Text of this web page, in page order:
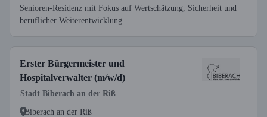
Senioren-Residenz mit Fokus auf Wertschätzung, Sicherheit und
beruflicher Weiterentwicklung.
Erster Bürgermeister und
Hospitalverwalter (m/w/d)
Stadt Biberach an der Riß
Biberach an der Riß